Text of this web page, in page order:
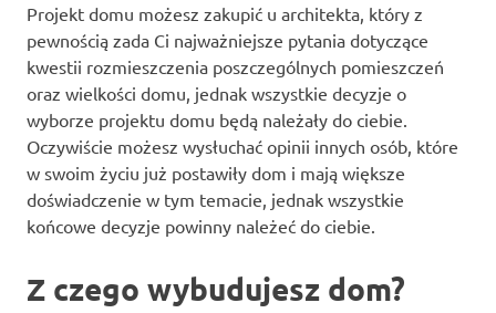
Projekt domu możesz zakupić u architekta, który z
pewnością zada Ci najważniejsze pytania dotyczące
kwestii rozmieszczenia poszczególnych pomieszczeń
oraz wielkości domu, jednak wszystkie decyzje o
wyborze projektu domu będą należały do ciebie.
Oczywiście możesz wysłuchać opinii innych osób, które
w swoim życiu już postawiły dom i mają większe
doświadczenie w tym temacie, jednak wszystkie
końcowe decyzje powinny należeć do ciebie.
Z czego wybudujesz dom?